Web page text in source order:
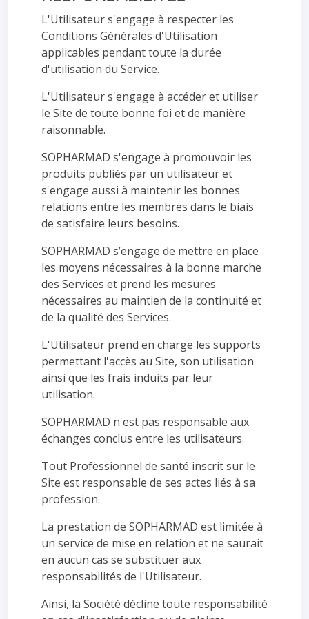
L'Utilisateur s'engage à respecter les
Conditions Générales d'Utilisation
applicables pendant toute la durée
d'utilisation du Service.
L'Utilisateur s'engage à accéder et utiliser
le Site de toute bonne foi et de manière
raisonnable.
SOPHARMAD s'engage à promouvoir les
produits publiés par un utilisateur et
s'engage aussi à maintenir les bonnes
relations entre les membres dans le biais
de satisfaire leurs besoins.
SOPHARMAD s’engage de mettre en place
les moyens nécessaires à la bonne marche
des Services et prend les mesures
nécessaires au maintien de la continuité et
de la qualité des Services.
L'Utilisateur prend en charge les supports
permettant l'accès au Site, son utilisation
ainsi que les frais induits par leur
utilisation.
SOPHARMAD n'est pas responsable aux
échanges conclus entre les utilisateurs.
Tout Professionnel de santé inscrit sur le
Site est responsable de ses actes liés à sa
profession.
La prestation de SOPHARMAD est limitée à
un service de mise en relation et ne saurait
en aucun cas se substituer aux
responsabilités de l'Utilisateur.
Ainsi, la Société décline toute responsabilité